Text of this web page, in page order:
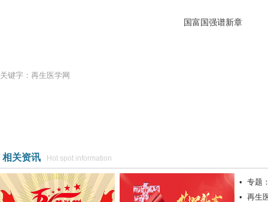
国富国强谱新章
关键字：再生医学网
相关资讯 Hot spot information
• 专题
• 再生